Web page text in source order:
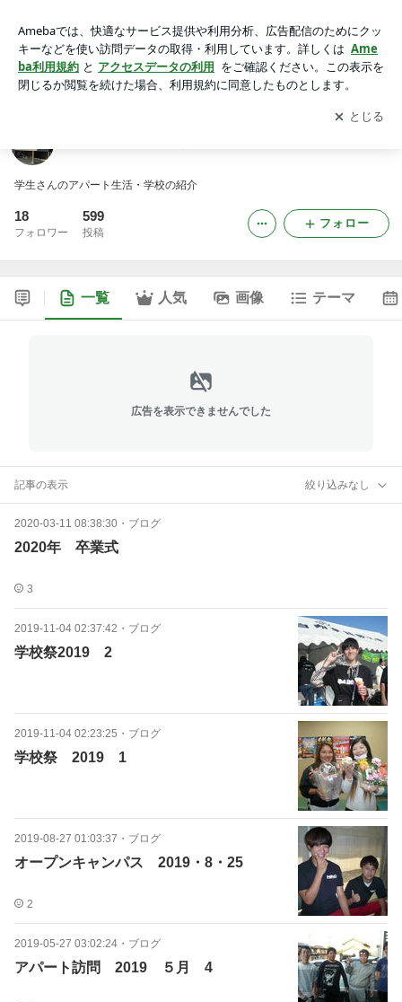
アプリをダウンロードして ブログの更新通知
を受け取りまし
ょう。
開く
学生さんのアパート生活・学校の紹介
18
フォロワー
599
投稿
フォロー
一覧 人気 画像 テーマ
広告を表示できませんでした
記事の表示 絞り込みなし
2020-03-11 08:38:30 ・ ブログ
2020年 卒業式
3
2019-11-04 02:37:42 ・ ブログ
学校祭2019 2
2019-11-04 02:23:25 ・ ブログ
学校祭 2019 1
2019-08-27 01:03:37 ・ ブログ
オープンキャンパス 2019・8・25
2
2019-05-27 03:02:24 ・ ブログ
アパート訪問 2019 ５月 4